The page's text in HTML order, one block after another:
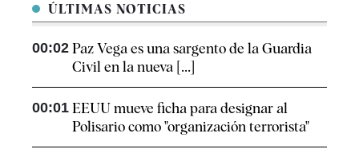
ÚLTIMAS NOTICIAS
00:02 Paz Vega es una sargento de la Guardia
Civil en la nueva [...]
00:01 EEUU mueve ficha para designar al
Polisario como "organización terrorista"